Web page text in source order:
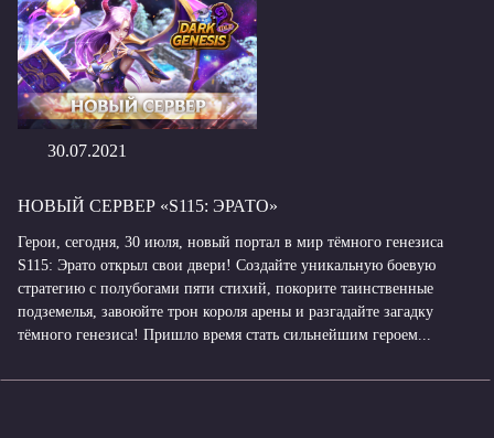
30.07.2021
НОВЫЙ СЕРВЕР «S115: ЭРАТО»
Герои, сегодня, 30 июля, новый портал в мир тёмного генезиса
S115: Эрато открыл свои двери! Создайте уникальную боевую
стратегию с полубогами пяти стихий, покорите таинственные
подземелья, завоюйте трон короля арены и разгадайте загадку
тёмного генезиса! Пришло время стать сильнейшим героем...